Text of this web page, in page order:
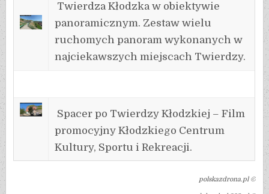
Twierdza Kłodzka w obiektywie
panoramicznym. Zestaw wielu
ruchomych panoram wykonanych w
najciekawszych miejscach Twierdzy.
Spacer po Twierdzy Kłodzkiej – Film
promocyjny Kłodzkiego Centrum
Kultury, Sportu i Rekreacji.
polskazdrona.pl ©